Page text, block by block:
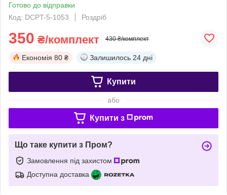
Готово до відправки
Код: DCPT-5-1053
Роздріб
350 ₴/комплект 430 ₴/комплект
Економія 80 ₴ Залишилось 24 дні
Купити
або
Купити з
Що таке купити з Пром?
Замовлення під захистом
Доступна доставка